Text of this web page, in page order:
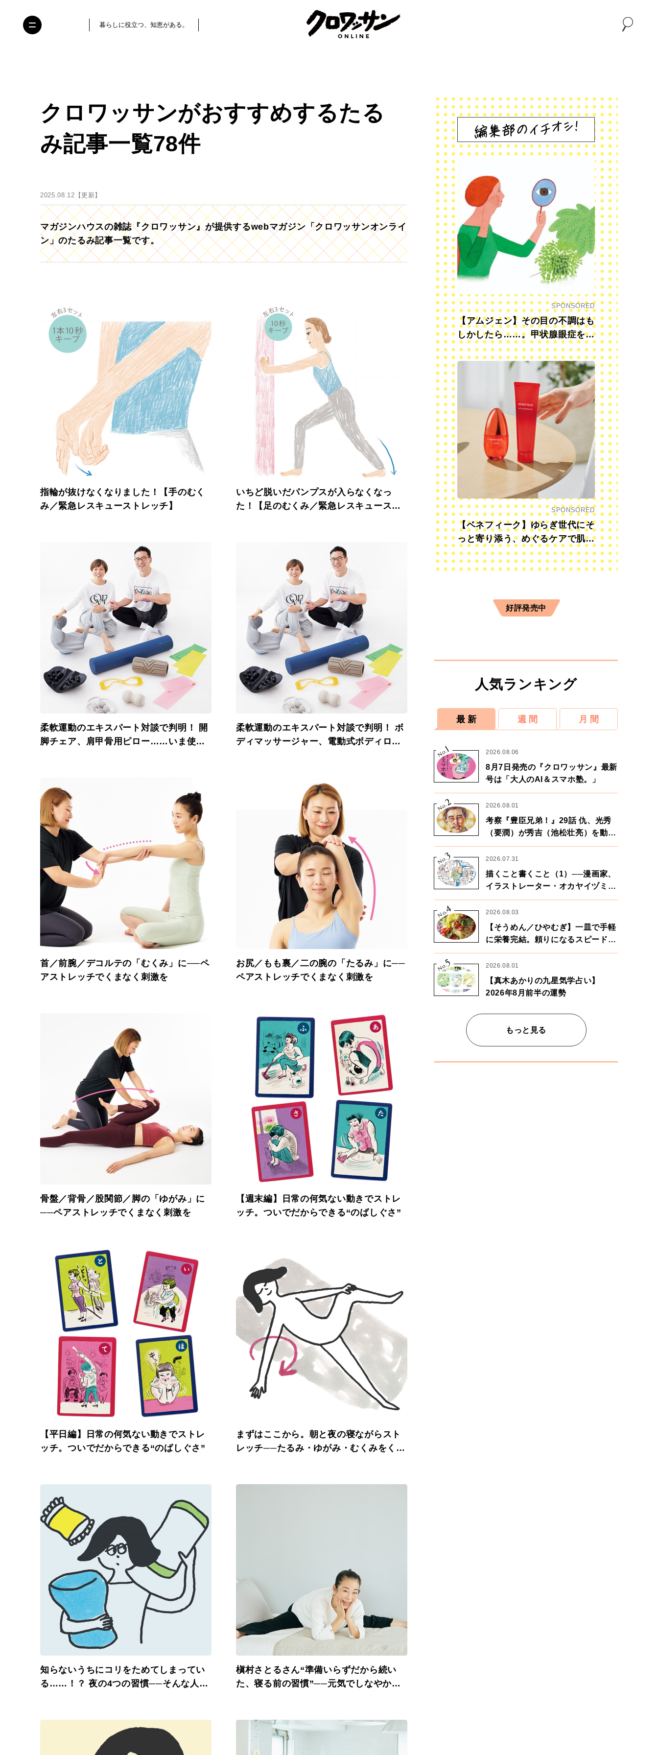
暮らしに役立つ、知恵がある。
クロワッサンがおすすめするたる
み記事一覧78件
2025.08.12【更新】
マガジンハウスの雑誌『クロワッサン』が提供するwebマガジン「クロワッサンオンライ
ン」のたるみ記事一覧です。
指輪が抜けなくなりました！【手のむく
み／緊急レスキューストレッチ】
いちど脱いだパンプスが入らなくなっ
た！【足のむくみ／緊急レスキュースト
柔軟運動のエキスパート対談で判明！ 開
脚チェア、肩甲骨用ピロー……いま使う
柔軟運動のエキスパート対談で判明！ ボ
ディマッサージャー、電動式ボディロー
首／前腕／デコルテの「むくみ」に──ペ
アストレッチでくまなく刺激を
お尻／もも裏／二の腕の「たるみ」に──
ペアストレッチでくまなく刺激を
骨盤／背骨／股関節／脚の「ゆがみ」に
──ペアストレッチでくまなく刺激を
【週末編】日常の何気ない動きでストレ
ッチ。ついでだからできる“のばしぐさ”
【平日編】日常の何気ない動きでストレ
ッチ。ついでだからできる“のばしぐさ”
まずはここから。朝と夜の寝ながらスト
レッチ──たるみ・ゆがみ・むくみをくい
知らないうちにコリをためてしまってい
る……！？ 夜の4つの習慣──そんな人に
槇村さとるさん“準備いらずだから続い
た、寝る前の習慣”──元気でしなやかな
SPONSORED
【アムジェン】その目の不調はも
しかしたら……。甲状腺眼症を知
っていますか？
SPONSORED
【ベネフィーク】ゆらぎ世代にそ
っと寄り添う、めぐるケアで肌も
心も前向きに
好評発売中
人気ランキング
最 新 週 間 月 間
No.
1 2026.08.06
8月7日発売の『クロワッサン』最新
号は「大人のAI＆スマホ塾。」
No.2 2026.08.01
考察『豊臣兄弟！』29話 仇、光秀
（要潤）が秀吉（池松壮亮）を動か
す。天下に向けた兄弟の分岐点。
No.
3 2026.07.31
描くこと書くこと（1）──漫画家、
イラストレーター・オカヤイヅミさ
ん×漫画家・鶴谷香央理さん
No.
4 2026.08.03
【そうめん／ひやむぎ】一皿で手軽
に栄養完結。頼りになるスピードパ
ワー麺
No.
5 2026.08.01
【真木あかりの九星気学占い】
2026年8月前半の運勢
もっと見る